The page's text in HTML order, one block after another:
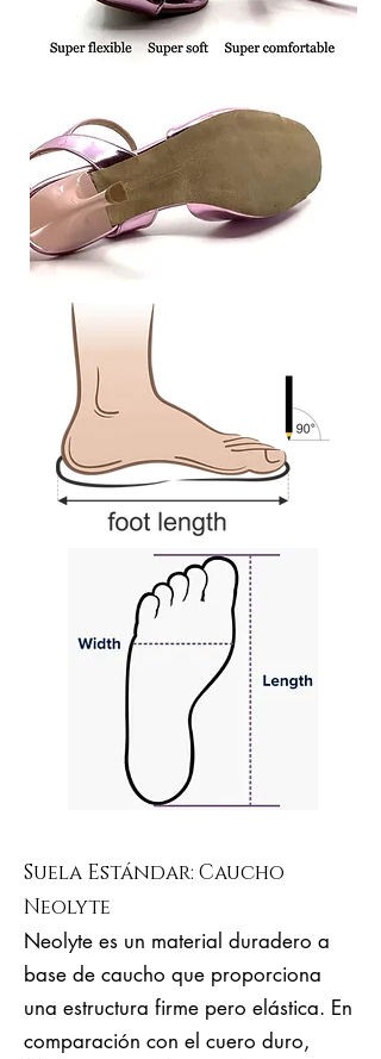
Suela Estándar: Caucho
Neolyte
Neolyte es un material duradero a
base de caucho que proporciona
una estructura firme pero elástica. En
comparación con el cuero duro,